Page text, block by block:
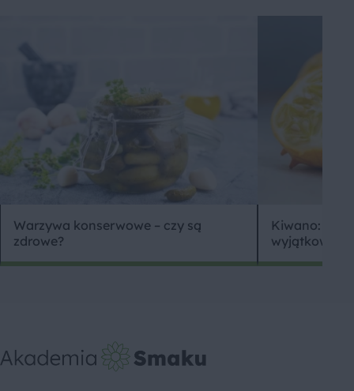
Warzywa konserwowe – czy są
zdrowe?
Kiwano:
wyjątkowym